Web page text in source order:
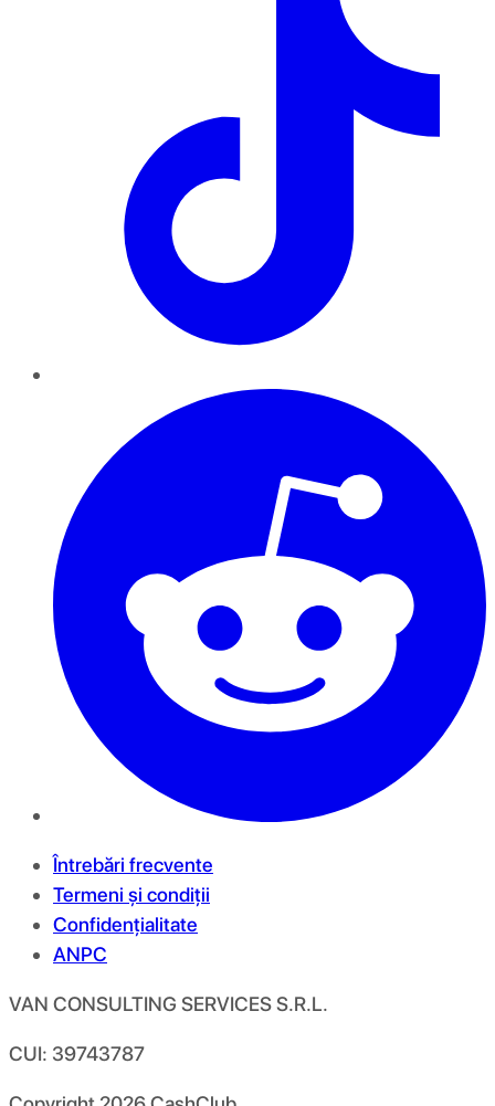
Întrebări frecvente
Termeni și condiții
Confidențialitate
ANPC
VAN CONSULTING SERVICES S.R.L.
CUI: 39743787